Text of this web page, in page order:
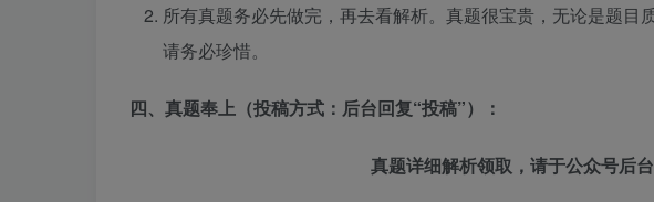
所有真题务必先做完，再去看解析。真题很宝贵，无论是题目
请务必珍惜。
四、真题奉上（投稿方式：后台回复“投稿”）：
真题详细解析领取，请于公众号后